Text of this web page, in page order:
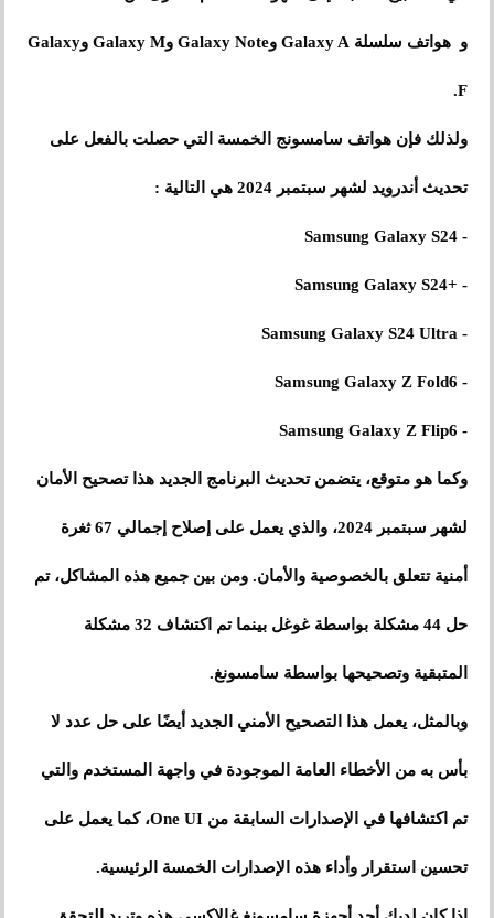
و هواتف سلسلة Galaxy A وGalaxy Note وGalaxy M وGalaxy
F.
ولذلك فإن هواتف سامسونج الخمسة التي حصلت بالفعل على
تحديث أندرويد لشهر سبتمبر 2024 هي التالية :
- Samsung Galaxy S24
- +Samsung Galaxy S24
- Samsung Galaxy S24 Ultra
- Samsung Galaxy Z Fold6
- Samsung Galaxy Z Flip6
وكما هو متوقع، يتضمن تحديث البرنامج الجديد هذا تصحيح الأمان
لشهر سبتمبر 2024، والذي يعمل على إصلاح إجمالي 67 ثغرة
أمنية تتعلق بالخصوصية والأمان. ومن بين جميع هذه المشاكل، تم
حل 44 مشكلة بواسطة غوغل بينما تم اكتشاف 32 مشكلة
المتبقية وتصحيحها بواسطة سامسونغ.
وبالمثل، يعمل هذا التصحيح الأمني ​​الجديد أيضًا على حل عدد لا
بأس به من الأخطاء العامة الموجودة في واجهة المستخدم والتي
تم اكتشافها في الإصدارات السابقة من One UI، كما يعمل على
تحسين استقرار وأداء هذه الإصدارات الخمسة الرئيسية.